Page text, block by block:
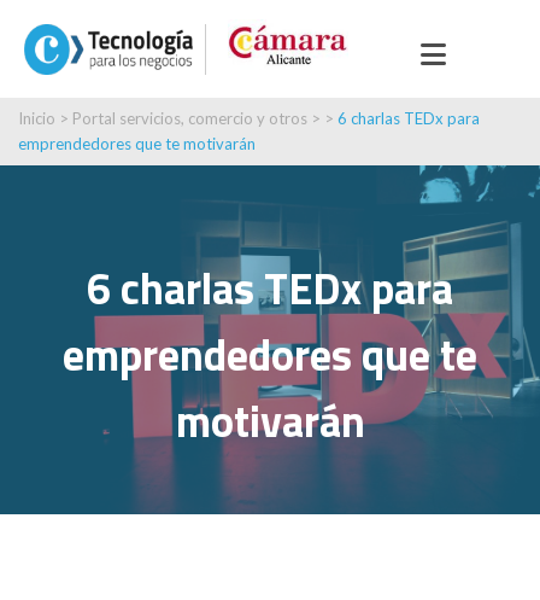
Inicio > Portal servicios, comercio y otros > > 6 charlas TEDx para
emprendedores que te motivarán
6 charlas TEDx para
emprendedores que te
motivarán